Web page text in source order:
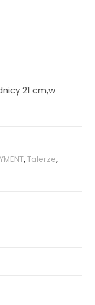
21 cm,w
,Talerze,